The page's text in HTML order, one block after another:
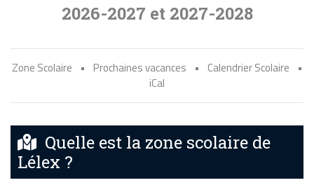
2026-2027 et 2027-2028
Zone Scolaire • Prochaines vacances • Calendrier Scolaire
•
iCal
Quelle est la zone scolaire de
Lélex ?